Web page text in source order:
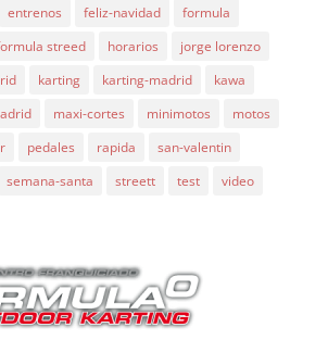
entrenos feliz-navidad
formula
streed horarios
jorge lorenzo
karting karting-madrid
kawa
maxi-cortes minimotos
motos
pedales rapida
san-valentin
semana-santa streett test video